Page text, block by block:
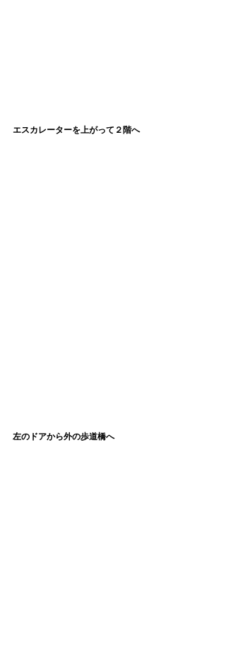
エスカレーターを上がって２階へ
左のドアから外の歩道橋へ